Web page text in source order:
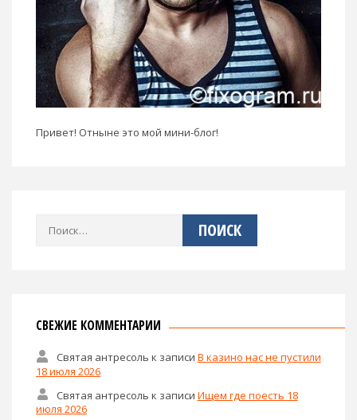
Привет! Отныне это мой мини-блог!
Найти:
СВЕЖИЕ КОММЕНТАРИИ
Святая антресоль к записи В казино нас не пустили
18 июля 2026
Святая антресоль к записи Ищем где поесть 18
июля 2026